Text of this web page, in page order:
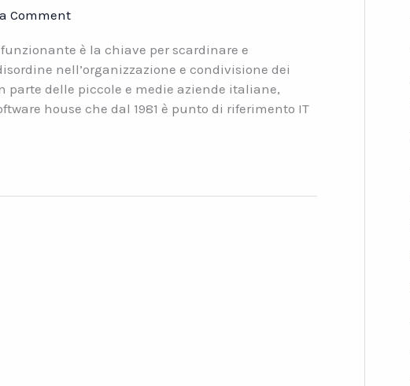
Comment
è la chiave per scardinare e
nell’organizzazione e condivisione dei
delle piccole e medie aziende italiane,
house che dal 1981 è punto di riferimento IT